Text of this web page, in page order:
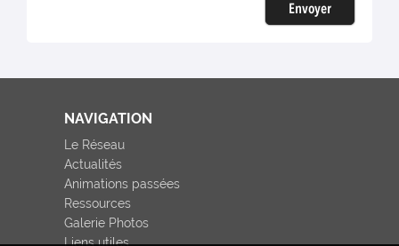
Envoyer
NAVIGATION
Le Réseau
Actualités
Animations passées
Ressources
Galerie Photos
Liens utiles